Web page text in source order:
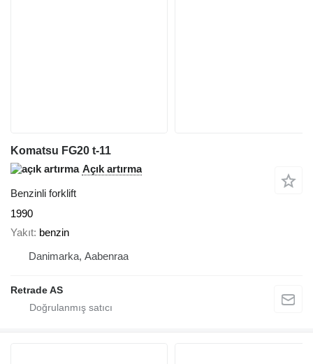
Komatsu FG20 t-11
Açık artırma
Benzinli forklift
1990
Yakıt benzin
Danimarka, Aabenraa
Retrade AS